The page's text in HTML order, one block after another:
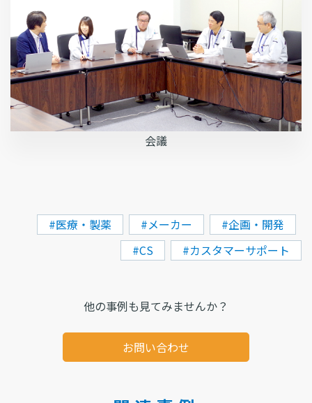
会議
#医療・製薬 #メーカー
#企画・開発
#CS
#カスタマーサポート
他の事例も見てみませんか？
お問い合わせ